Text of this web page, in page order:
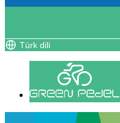
Türk dili